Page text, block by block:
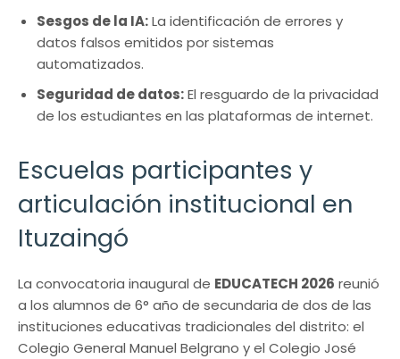
Sesgos de la IA:La identificación de errores y
datos falsos emitidos por sistemas
automatizados.
Seguridad de datos:El resguardo de la privacidad
de los estudiantes en las plataformas de internet.
Escuelas participantes y
articulación institucional en
Ituzaingó
La convocatoria inaugural de EDUCATECH 2026 reunió
a los alumnos de 6° año de secundaria de dos de las
instituciones educativas tradicionales del distrito: el
Colegio General Manuel Belgrano y el Colegio José